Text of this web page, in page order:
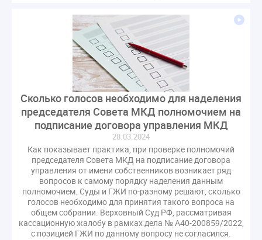
Сколько голосов необходимо для наделения
председателя Совета МКД полномочием на
подписание договора управления МКД
28.03.2024
Как показывает практика, при проверке полномочий
председателя Совета МКД на подписание договора
управления от имени собственников возникает ряд
вопросов к самому порядку наделения данным
полномочием. Суды и ГЖИ по-разному решают, сколько
голосов необходимо для принятия такого вопроса на
общем собрании. Верховный Суд РФ, рассматривая
кассационную жалобу в рамках дела № А40-200859/2022,
с позицией ГЖИ по данному вопросу не согласился.